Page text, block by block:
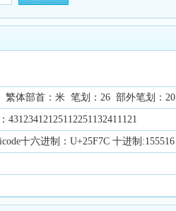
繁体部首：米 笔划：26 部外笔划：20
十六进制：U+25F7C 十进制:155516